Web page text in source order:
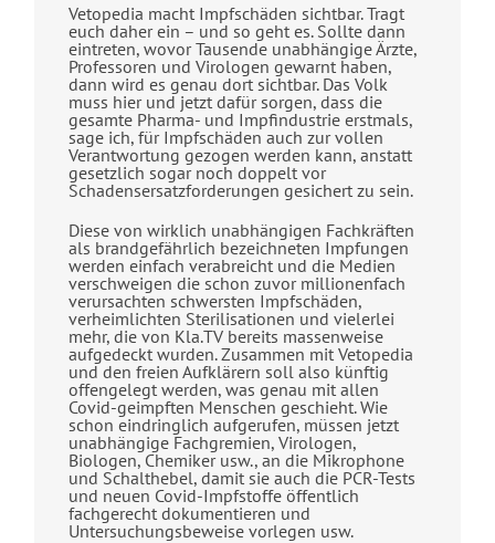
Vetopedia macht Impfschäden sichtbar. Tragt
euch daher ein – und so geht es. Sollte dann
eintreten, wovor Tausende unabhängige Ärzte,
Professoren und Virologen gewarnt haben,
dann wird es genau dort sichtbar. Das Volk
muss hier und jetzt dafür sorgen, dass die
gesamte Pharma- und Impfindustrie erstmals,
sage ich, für Impfschäden auch zur vollen
Verantwortung gezogen werden kann, anstatt
gesetzlich sogar noch doppelt vor
Schadensersatzforderungen gesichert zu sein.
Diese von wirklich unabhängigen Fachkräften
als brandgefährlich bezeichneten Impfungen
werden einfach verabreicht und die Medien
verschweigen die schon zuvor millionenfach
verursachten schwersten Impfschäden,
verheimlichten Sterilisationen und vielerlei
mehr, die von Kla.TV bereits massenweise
aufgedeckt wurden. Zusammen mit Vetopedia
und den freien Aufklärern soll also künftig
offengelegt werden, was genau mit allen
Covid-geimpften Menschen geschieht. Wie
schon eindringlich aufgerufen, müssen jetzt
unabhängige Fachgremien, Virologen,
Biologen, Chemiker usw., an die Mikrophone
und Schalthebel, damit sie auch die PCR-Tests
und neuen Covid-Impfstoffe öffentlich
fachgerecht dokumentieren und
Untersuchungsbeweise vorlegen usw.